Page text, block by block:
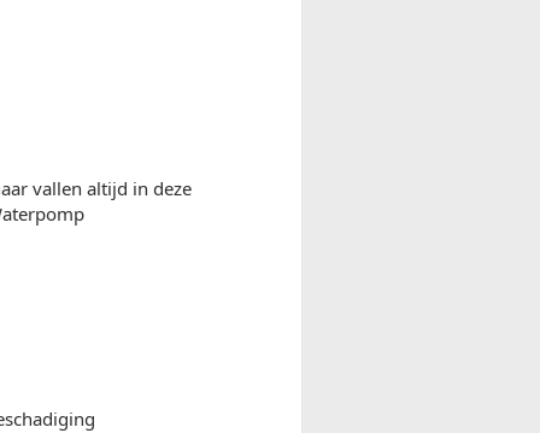
vallen altijd in deze